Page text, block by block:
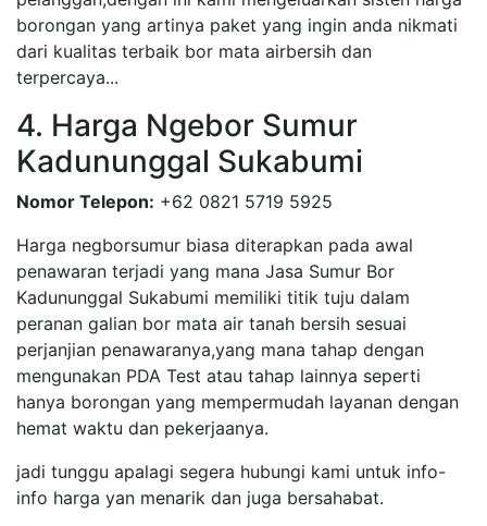
borongan yang artinya paket yang ingin anda nikmati
dari kualitas terbaik bor mata airbersih dan
terpercaya...
4. Harga Ngebor Sumur
Kadununggal Sukabumi
Nomor Telepon: +62 0821 5719 5925
Harga negborsumur biasa diterapkan pada awal
penawaran terjadi yang mana Jasa Sumur Bor
Kadununggal Sukabumi memiliki titik tuju dalam
peranan galian bor mata air tanah bersih sesuai
perjanjian penawaranya,yang mana tahap dengan
mengunakan PDA Test atau tahap lainnya seperti
hanya borongan yang mempermudah layanan dengan
hemat waktu dan pekerjaanya.
jadi tunggu apalagi segera hubungi kami untuk info-
info harga yan menarik dan juga bersahabat.